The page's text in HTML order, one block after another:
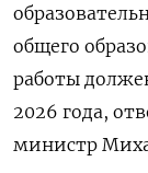
общего
работы
2026 года,
министр